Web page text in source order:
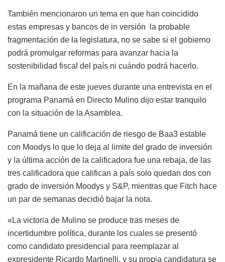
También mencionaron un tema en que han coincidido
estas empresas y bancos de in versión la probable
fragmentación de la legislatura, no se sabe si el gobierno
podrá promulgar reformas para avanzar hacia la
sostenibilidad fiscal del país ni cuándo podrá hacerlo.
En la mañana de este jueves durante una entrevista en el
programa Panamá en Directo Mulino dijo estar tranquilo
con la situación de la Asamblea.
Panamá tiene un calificación de riesgo de Baa3 estable
con Moodys lo que lo deja al limite del grado de inversión
y la última acción de la calificadora fue una rebaja, de las
tres calificadora que califican a país solo quedan dos con
grado de inversión Moodys y S&P, mientras que Fitch hace
un par de semanas decidió bajar la nota.
«La victoria de Mulino se produce tras meses de
incertidumbre política, durante los cuales se presentó
como candidato presidencial para reemplazar al
expresidente Ricardo Martinelli, y su propia candidatura se